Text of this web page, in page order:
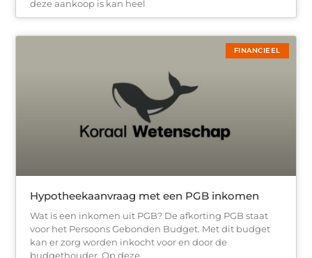
deze aankoop is kan heel
FINANCIEEL
Hypotheekaanvraag met een PGB inkomen
Wat is een inkomen uit PGB? De afkorting PGB staat
voor het Persoons Gebonden Budget. Met dit budget
kan er zorg worden inkocht voor en door de
budgethouder. Op deze